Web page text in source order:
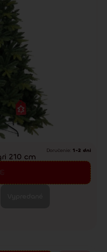
Doručenie: 1-2 dni
210 cm
výpredaj